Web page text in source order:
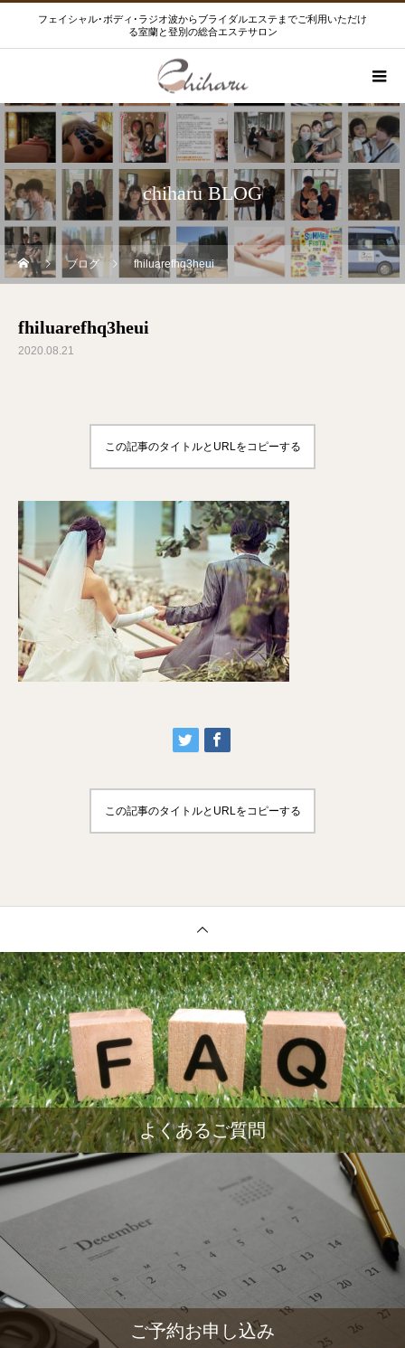
フェイシャル･ボディ･ラジオ波からブライダルエステまでご利用いただけ
る室蘭と登別の総合エステサロン
chiharu BLOG
ブログ fhiluarefhq3heui
fhiluarefhq3heui
2020.08.21
この記事のタイトルとURLをコピーする
この記事のタイトルとURLをコピーする
よくあるご質問
ご予約お申し込み